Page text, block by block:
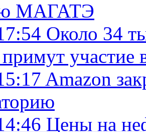
МАГАТЭ
Около 34
участие
Amazon
Цены на